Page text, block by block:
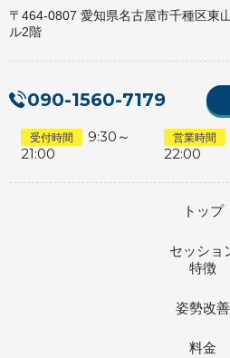
〒464-0807 愛知県名古屋市千種区東
ル2階
090-1560-7179
受付時間
9:30～
21:00
営業時間
22:00
トップ
セッショ
特徴
姿勢改善
料金